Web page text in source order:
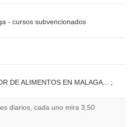
- cursos subvencionados
DE ALIMENTOS EN MALAGA... ;
diarios, cada uno mira 3,50